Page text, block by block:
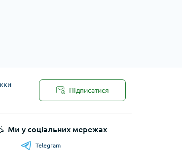
Підписатися
Ми у соціальних мережах
Telegram